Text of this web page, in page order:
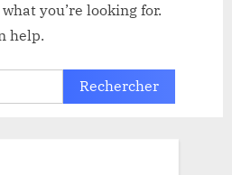
you’re looking for.
help.